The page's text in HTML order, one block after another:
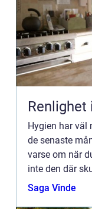
Hygien har väl
de senaste
varse om när
inte den där
kommer du att ...
Saga Vinde